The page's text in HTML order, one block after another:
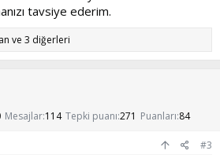
kendiniz olduğunuz ve zamana
yürüyen ilişkilerdir.
tavsiye ederim.
ve 3 diğerleri
Mesajlar 114 Tepki puanı 271 Puanları 84
#3